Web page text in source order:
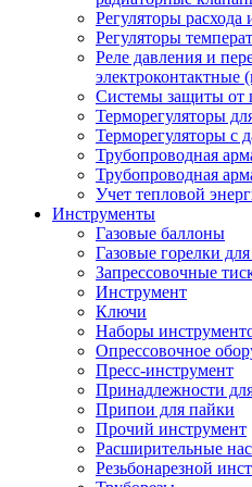
Регуляторы расхода
Регуляторы
Реле давления и
электроконтактные
Системы защиты от
Терморегуляторы
Терморегуляторы с
Трубопроводная
Трубопроводная
Учет тепловой
Инструменты
Газовые баллоны
Газовые горелки
Запрессовочные
Инструмент
Ключи
Наборы
Опрессовочное
Пресс-инструмент
Принадлежности
Припои для пайки
Прочий инструмент
Расширительные
Резьбонарезной